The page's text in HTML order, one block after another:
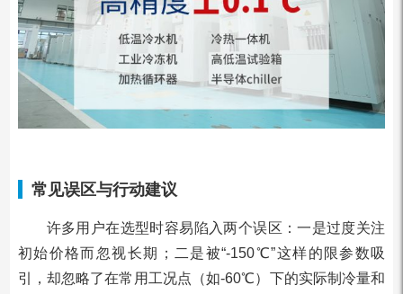
常见误区与行动建议
许多用户在选型时容易陷入两个误区：一是过度关注
初始价格而忽视长期；二是被“-150℃”这样的限参数吸
引，却忽略了在常用工况点（如-60℃）下的实际制冷量和